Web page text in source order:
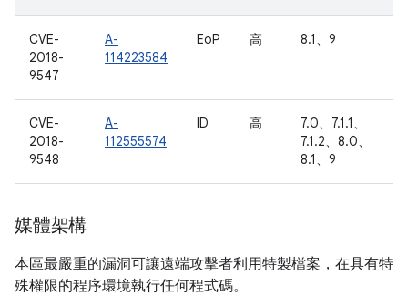
CVE-
2018-
9547
A-
114223584
EoP 高 8.1、9
CVE-
2018-
9548
A-
112555574
ID 高
7.0、7.1.1、
7.1.2、8.0、
8.1、9
媒體架構
本區最嚴重的漏洞可讓遠端攻擊者利用特製檔案，在具有特
殊權限的程序環境執行任何程式碼。